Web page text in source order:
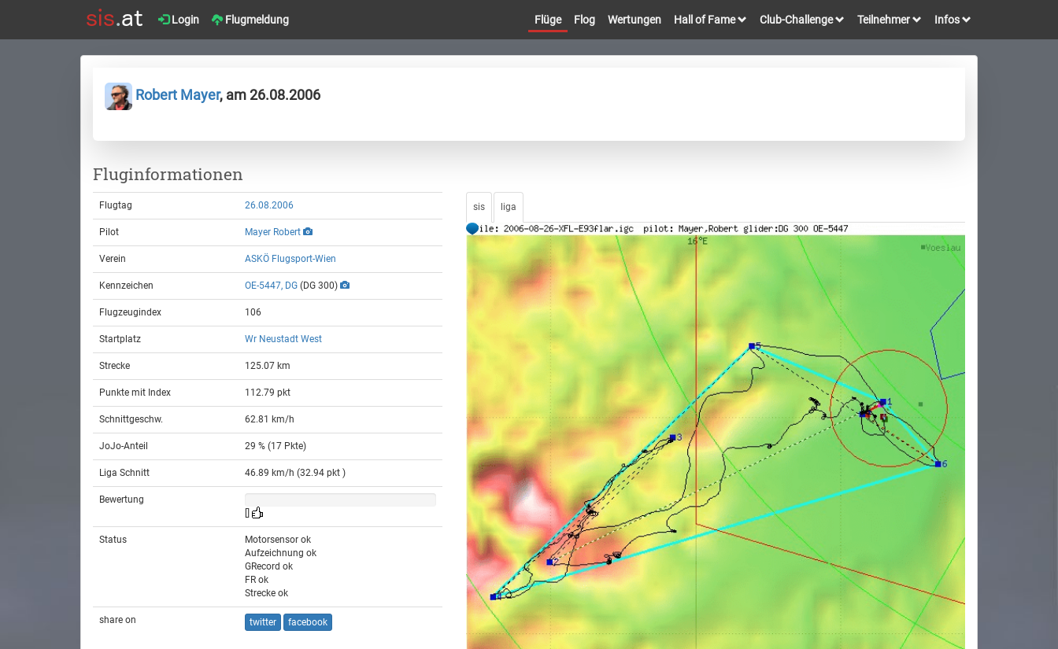
Login Flugmeldung Flüge Flog Wertungen Hall of Fame Club-Challenge Teilnehmer Infos
Robert Mayer, am 26.08.2006
Fluginformationen
Flugtag 26.08.2006
Pilot Mayer Robert
Verein ASKÖ Flugsport-Wien
Kennzeichen OE-5447, DG (DG 300)
Flugzeugindex 106
Startplatz Wr Neustadt West
Strecke 125.07 km
Punkte mit Index 112.79 pkt
Schnittgeschw. 62.81 km/h
JoJo-Anteil 29 % (17 Pkte)
Liga Schnitt 46.89 km/h (32.94 pkt )
Bewertung
[]
Status
Motorsensor ok
Aufzeichnung ok
GRecord ok
FR ok
Strecke ok
share on twitter facebook
sis liga